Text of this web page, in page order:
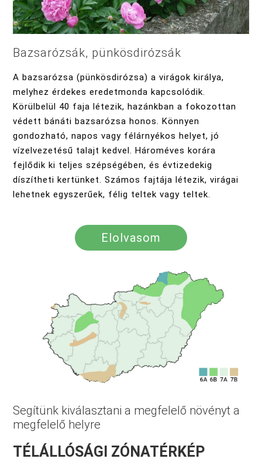
Bazsarózsák, pünkösdirózsák
A bazsarózsa (pünkösdirózsa) a virágok királya,
melyhez érdekes eredetmonda kapcsolódik.
Körülbelül 40 faja létezik, hazánkban a fokozottan
védett bánáti bazsarózsa honos. Könnyen
gondozható, napos vagy félárnyékos helyet, jó
vízelvezetésű talajt kedvel. Hároméves korára
fejlődik ki teljes szépségében, és évtizedekig
díszítheti kertünket. Számos fajtája létezik, virágai
lehetnek egyszerűek, félig teltek vagy teltek.
Elolvasom
Segítünk kiválasztani a megfelelő növényt a
megfelelő helyre
TÉLÁLLÓSÁGI ZÓNATÉRKÉP